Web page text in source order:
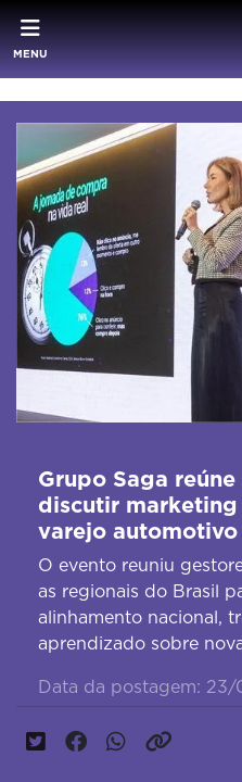
MENU
Grupo Saga
discutir marketing
varejo automotivo
O evento reuniu
as regionais do Brasil
alinhamento nacional,
aprendizado sobre
Data da postagem: 23/